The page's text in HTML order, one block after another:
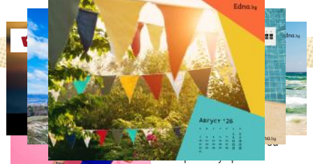
Оферти
МОДА И КРАСОТА
Край на високите токчета
и дамските чанти? Gen Z
променя правилата за
вечерния аутфит